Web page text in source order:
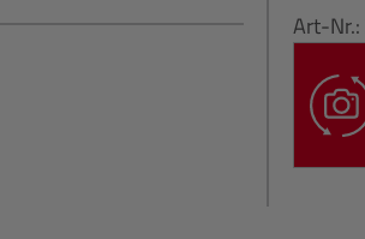
Art-Nr.: